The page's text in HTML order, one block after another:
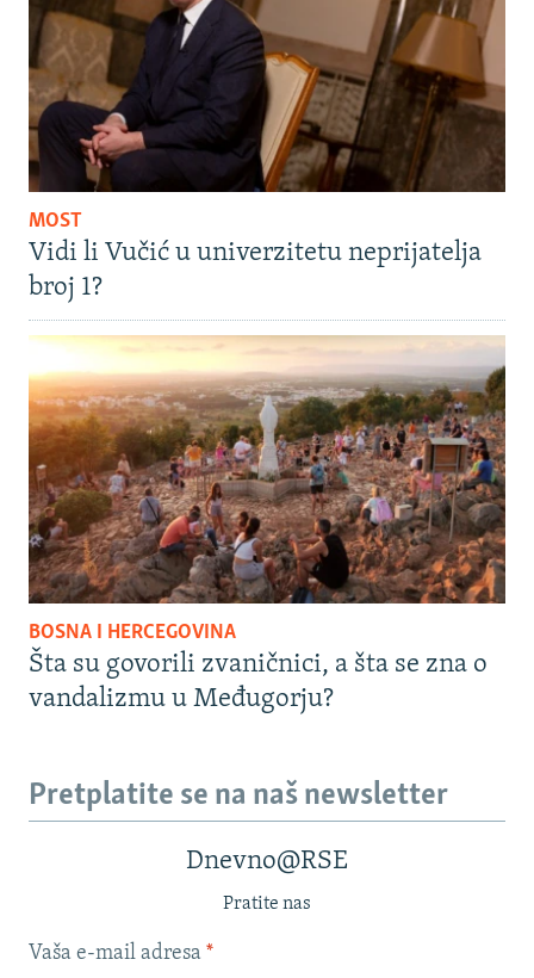
MOST
Vidi li Vučić u univerzitetu neprijatelja
broj 1?
BOSNA I HERCEGOVINA
Šta su govorili zvaničnici, a šta se zna o
vandalizmu u Međugorju?
Pretplatite se na naš newsletter
Dnevno@RSE
Pratite nas
Vaša e-mail adresa *